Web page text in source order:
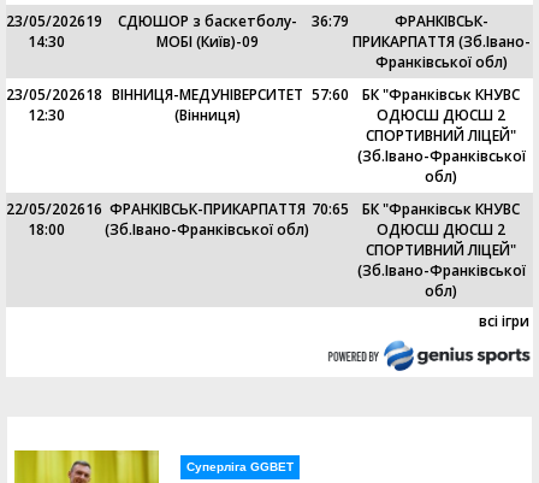
23/05/2026
14:30
19
СДЮШОР з баскетболу-
МОБІ (Київ)-09
36:79
ФРАНКІВСЬК-
ПРИКАРПАТТЯ (Зб.Івано-
Франківської обл)
23/05/2026
12:30
18 ВІННИЦЯ-МЕДУНІВЕРСИТЕТ
(Вінниця)
57:60
БК "Франківськ КНУВС
ОДЮСШ ДЮСШ 2
СПОРТИВНИЙ ЛІЦЕЙ"
(Зб.Івано-Франківської
обл)
22/05/2026
18:00
16 ФРАНКІВСЬК-ПРИКАРПАТТЯ
(Зб.Івано-Франківської обл)
70:65
БК "Франківськ КНУВС
ОДЮСШ ДЮСШ 2
СПОРТИВНИЙ ЛІЦЕЙ"
(Зб.Івано-Франківської
обл)
всі ігри
Суперліга GGBET